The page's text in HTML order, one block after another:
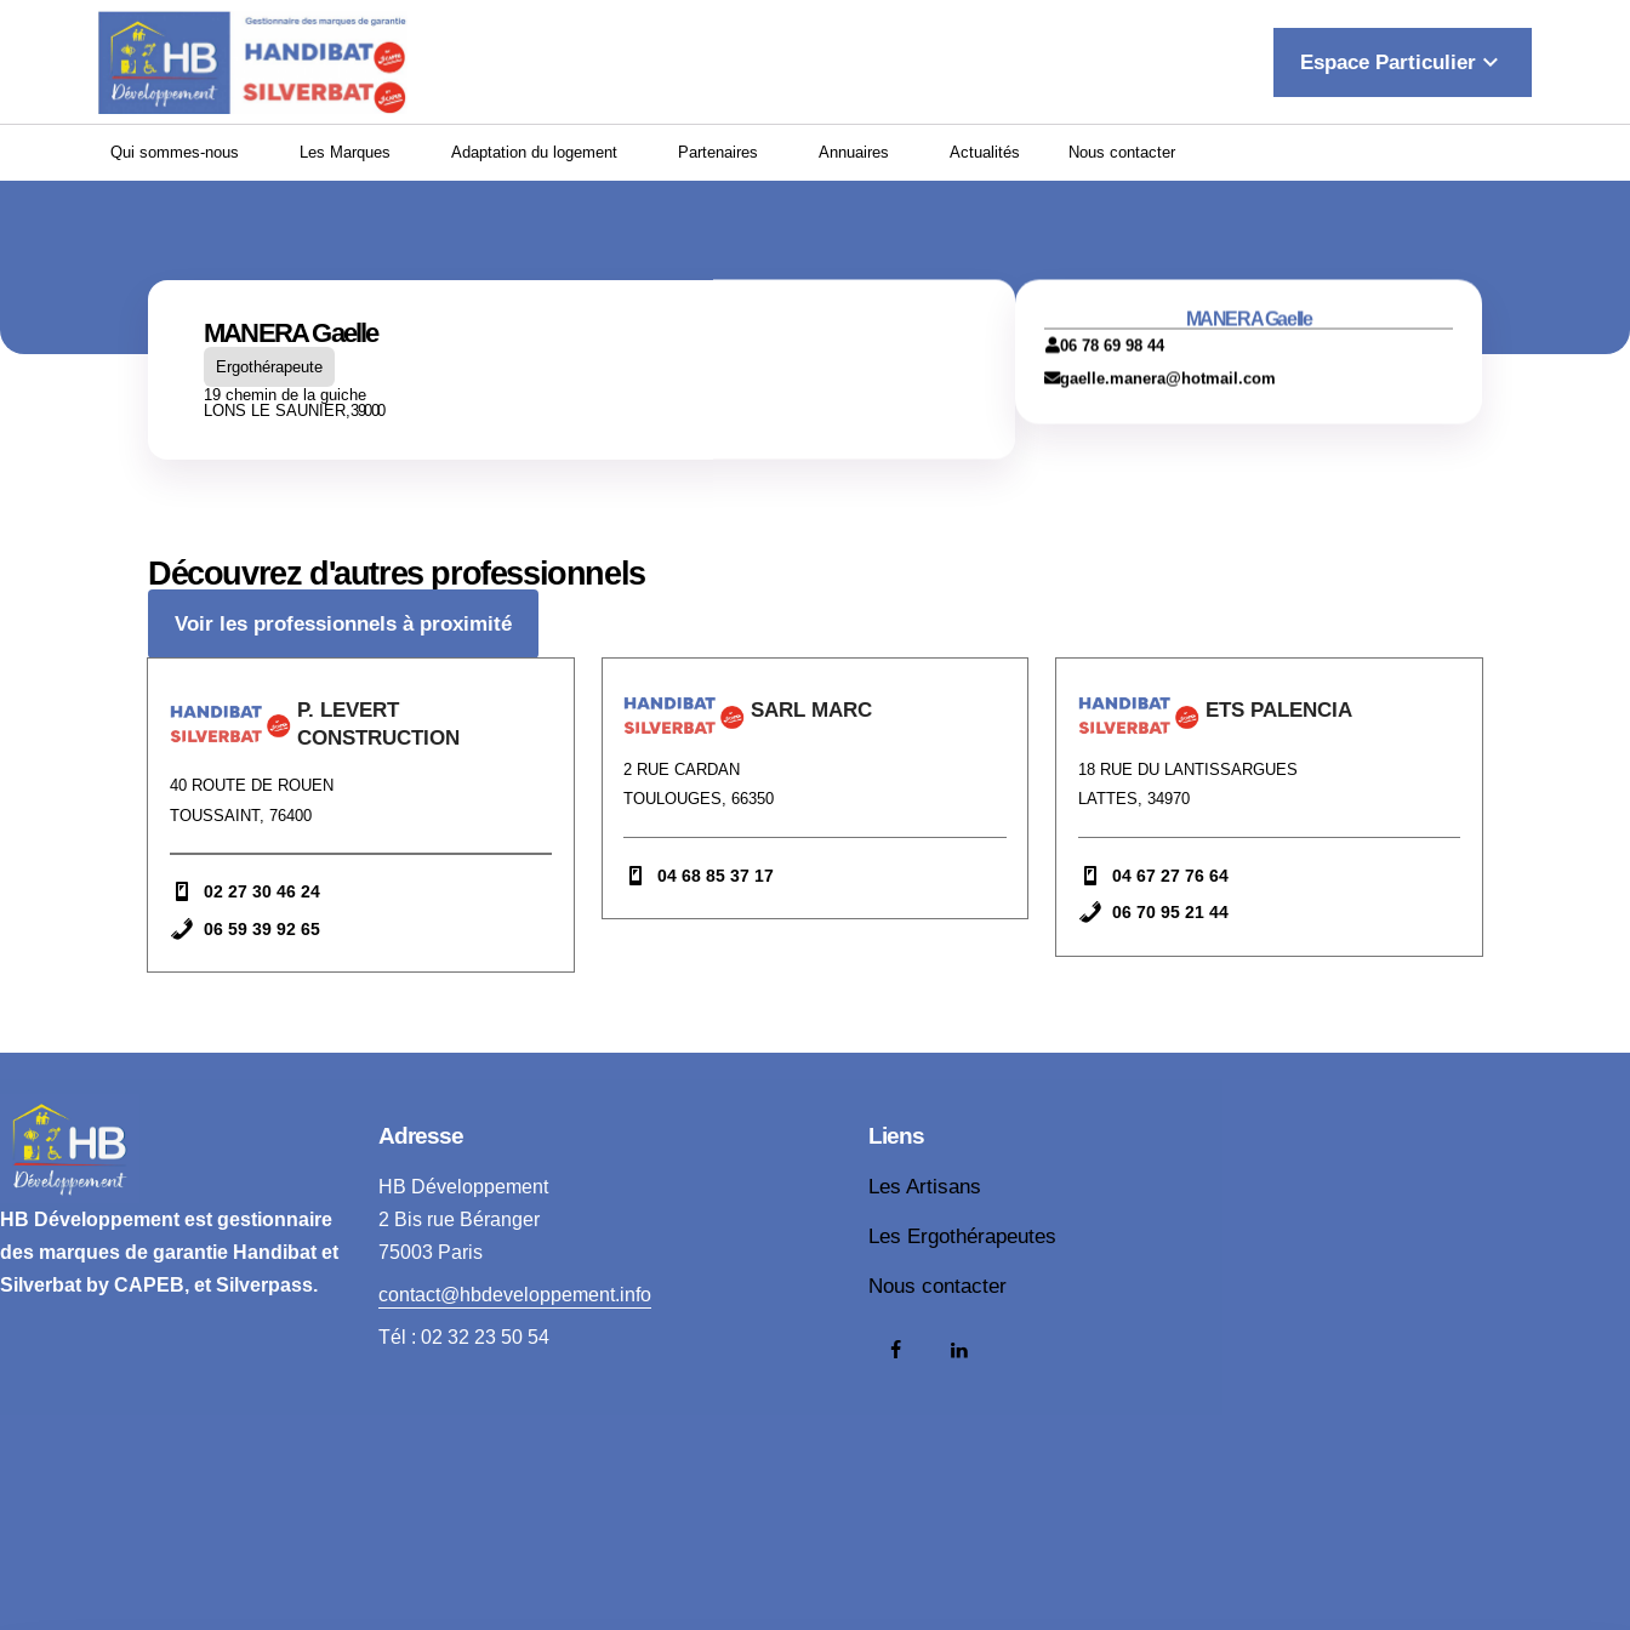
Panneau de gestion des cookies
Espace Particulier keyboard_arrow_down
Qui sommes-nous Les Marques Adaptation du logement Partenaires Annuaires Actualités Nous contacter
MANERA Gaelle
Ergothérapeute
19 chemin de la guiche
LONS LE SAUNIER, 39000
MANERA Gaelle
06 78 69 98 44
gaelle.manera@hotmail.com
Découvrez d'autres professionnels
Voir les professionnels à proximité
P. LEVERT
CONSTRUCTION
40 ROUTE DE ROUEN
TOUSSAINT, 76400
02 27 30 46 24
06 59 39 92 65
SARL MARC
2 RUE CARDAN
TOULOUGES, 66350
04 68 85 37 17
ETS PALENCIA
18 RUE DU LANTISSARGUES
LATTES, 34970
04 67 27 76 64
06 70 95 21 44
HB Développement est gestionnaire
des marques de garantie Handibat et
Silverbat by CAPEB, et Silverpass.
Adresse
HB Développement
2 Bis rue Béranger
75003 Paris
contact@hbdeveloppement.info
Tél : 02 32 23 50 54
Liens
Les Artisans
Les Ergothérapeutes
Nous contacter